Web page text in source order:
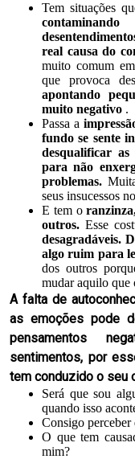
Tem situações
real causa do
muito comum
que provoca
apontando
muito negativo .
Passa a
fundo se sente
desqualificar as
para não
problemas.
seus insucessos
E tem o
outros. Esse
desagradáveis.
algo ruim para
dos outros
mudar aquilo que
A falta de
as emoções pode
pensamentos
sentimentos, por
tem conduzido o seu
Será que sou
quando isso
Consigo perceber
O que tem
mim?